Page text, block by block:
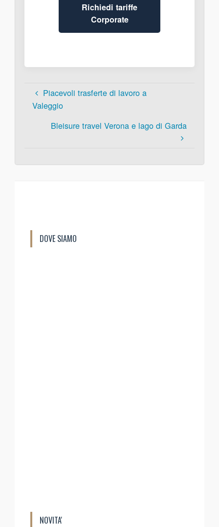
Richiedi tariffe
Corporate
Piacevoli trasferte di lavoro a
Valeggio
Bleisure travel Verona e lago di Garda
DOVE SIAMO
NOVITA'